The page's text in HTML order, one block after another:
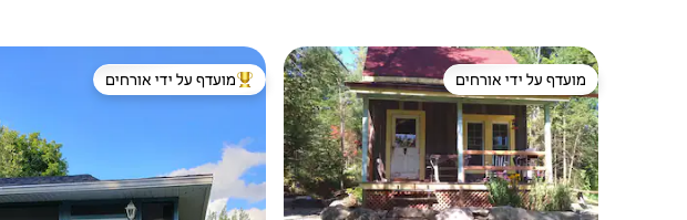
מועדף על ידי אורחים
מועדף על ידי אורחים מוביל בקרב נכסים מועדפים על ידי אורחים
מועדף על ידי אורחים